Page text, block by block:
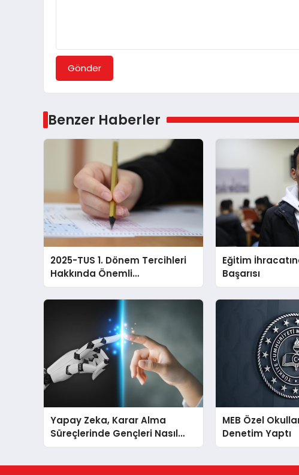
Gönder
Benzer Haberler
2025-TUS 1. Dönem Tercihleri
Hakkında Önemli
Bilgilendirme
Eğitim
Başarısı
Yapay Zeka, Karar Alma
Süreçlerinde Gençleri Nasıl
Etkiliyor?
MEB Özel
Denetim Yaptı